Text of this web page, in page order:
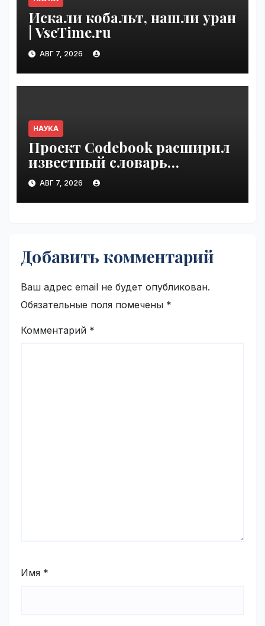
Искали кобальт, нашли уран
| VseTime.ru
АВГ 7, 2026
НАУКА
Проект Codebook расширил
известный словарь
связывания белков с ДНК
на 15 процентов | VseTime.ru
АВГ 7, 2026
Добавить комментарий
Ваш адрес email не будет опубликован.
Обязательные поля помечены *
Комментарий *
Имя *